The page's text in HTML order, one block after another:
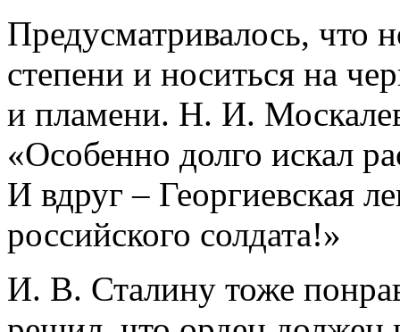
Предусматривалось, что
степени и носиться на
и пламени. Н. И.
«Особенно долго искал
И вдруг – Георгиевская
российского солдата!»
И. В. Сталину тоже